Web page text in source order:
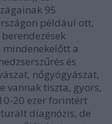
95
például ott,
mindenekelőtt a
és
nőgyógyászat,
vannak tiszta, gyors,
20 ezer forintért
diagnózis, de